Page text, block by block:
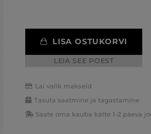
LISA OSTUKORVI
LEIA SEE POEST
Lai valik makseid
Tasuta saatmine ja tagastamine
Saate oma kauba kätte 1-2 päeva